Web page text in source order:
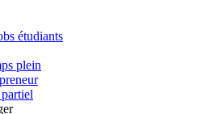
étudiants
plein